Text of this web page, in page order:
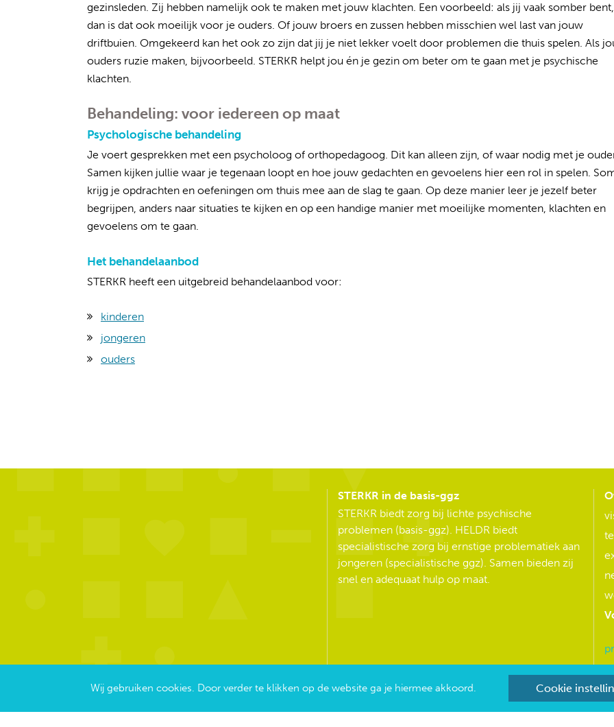
gezinsleden. Zij hebben namelijk ook te maken met jouw klachten. Een voorbeeld: als jij vaak somber bent,
dan is dat ook moeilijk voor je ouders. Of jouw broers en zussen hebben misschien wel last van jouw
driftbuien. Omgekeerd kan het ook zo zijn dat jij je niet lekker voelt door problemen die thuis spelen. Als
ouders ruzie maken, bijvoorbeeld. STERKR helpt jou én je gezin om beter om te gaan met je psychische
klachten.
Behandeling: voor iedereen op maat
Psychologische behandeling
Je voert gesprekken met een psycholoog of orthopedagoog. Dit kan alleen zijn, of waar nodig met je
Samen kijken jullie waar je tegenaan loopt en hoe jouw gedachten en gevoelens hier een rol in spelen.
krijg je opdrachten en oefeningen om thuis mee aan de slag te gaan. Op deze manier leer je jezelf beter
begrijpen, anders naar situaties te kijken en op een handige manier met moeilijke momenten, klachten en
gevoelens om te gaan.
Het behandelaanbod
STERKR heeft een uitgebreid behandelaanbod voor:
kinderen
jongeren
ouders
STERKR in de basis-ggz
STERKR biedt zorg bij lichte psychische
problemen (basis-ggz). HELDR biedt
specialistische zorg bij ernstige problematiek aan
jongeren (specialistische ggz). Samen bieden zij
snel en adequaat hulp op maat.
Wij gebruiken cookies. Door verder te klikken op de website ga je hiermee akkoord. Cookie